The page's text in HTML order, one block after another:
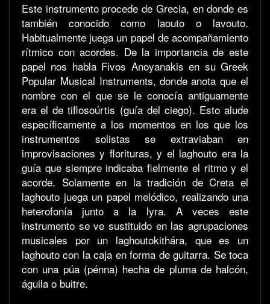
Este instrumento procede de Grecia, en donde es
también conocido como laouto o lavouto.
Habitualmente juega un papel de acompañamiento
rítmico con acordes. De la importancia de este
papel nos habla Fivos Anoyanakis en su Greek
Popular Musical Instruments, donde anota que el
nombre con el que se le conocía antiguamente
era el de tiflosoúrtis (guía del ciego). Esto alude
específicamente a los momentos en los que los
instrumentos solistas se extraviaban en
improvisaciones y florituras, y el laghouto era la
guía que siempre indicaba fielmente el ritmo y el
acorde. Solamente en la tradición de Creta el
laghouto juega un papel melódico, realizando una
heterofonía junto a la lyra. A veces este
instrumento se ve sustituido en las agrupaciones
musicales por un laghoutokithára, que es un
laghouto con la caja en forma de guitarra. Se toca
con una púa (pénna) hecha de pluma de halcón,
águila o buitre.